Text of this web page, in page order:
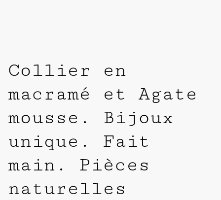
Collier en
macramé et Agate
mousse. Bijoux
unique. Fait
main. Pièces
naturelles